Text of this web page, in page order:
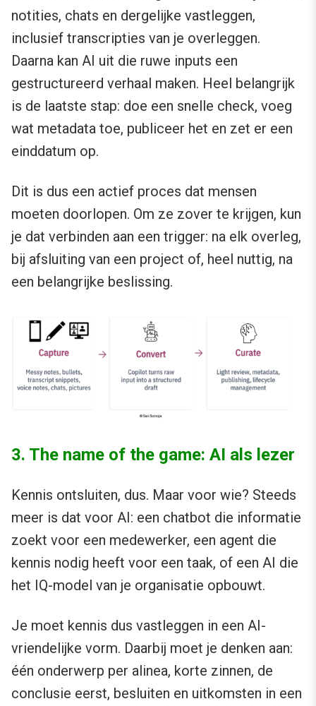
notities, chats en dergelijke vastleggen,
inclusief transcripties van je overleggen.
Daarna kan AI uit die ruwe inputs een
gestructureerd verhaal maken. Heel belangrijk
is de laatste stap: doe een snelle check, voeg
wat metadata toe, publiceer het en zet er een
einddatum op.
Dit is dus een actief proces dat mensen
moeten doorlopen. Om ze zover te krijgen, kun
je dat verbinden aan een trigger: na elk overleg,
bij afsluiting van een project of, heel nuttig, na
een belangrijke beslissing.
3. The name of the game: AI als lezer
Kennis ontsluiten, dus. Maar voor wie? Steeds
meer is dat voor AI: een chatbot die informatie
zoekt voor een medewerker, een agent die
kennis nodig heeft voor een taak, of een AI die
het IQ-model van je organisatie opbouwt.
Je moet kennis dus vastleggen in een AI-
vriendelijke vorm. Daarbij moet je denken aan:
één onderwerp per alinea, korte zinnen, de
conclusie eerst, besluiten en uitkomsten in een